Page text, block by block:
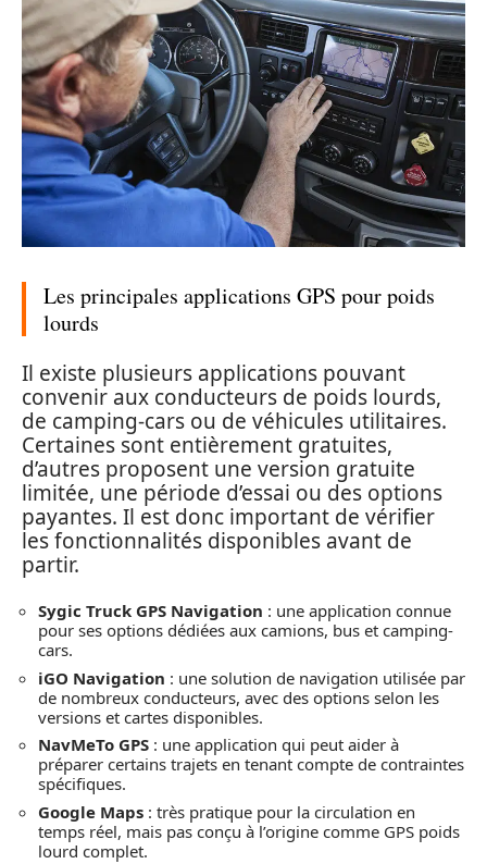
Les principales applications GPS pour poids
lourds
Il existe plusieurs applications pouvant
convenir aux conducteurs de poids lourds,
de camping-cars ou de véhicules utilitaires.
Certaines sont entièrement gratuites,
d’autres proposent une version gratuite
limitée, une période d’essai ou des options
payantes. Il est donc important de vérifier
les fonctionnalités disponibles avant de
partir.
Sygic Truck GPS Navigation : une application connue
pour ses options dédiées aux camions, bus et camping-
cars.
iGO Navigation : une solution de navigation utilisée par
de nombreux conducteurs, avec des options selon les
versions et cartes disponibles.
NavMeTo GPS : une application qui peut aider à
préparer certains trajets en tenant compte de contraintes
spécifiques.
Google Maps : très pratique pour la circulation en
temps réel, mais pas conçu à l’origine comme GPS poids
lourd complet.